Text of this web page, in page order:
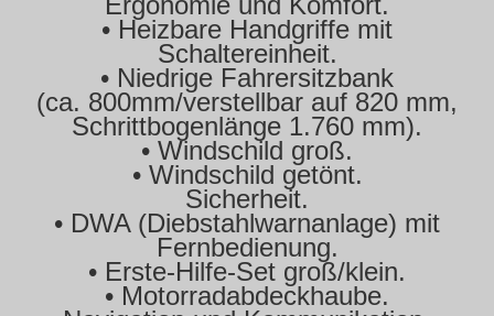
• Heizbare Handgriffe mit
Schaltereinheit.
• Niedrige Fahrersitzbank
(ca. 800mm/verstellbar auf 820 mm,
Schrittbogenlänge 1.760 mm).
• Windschild groß.
• Windschild getönt.
Sicherheit.
• DWA (Diebstahlwarnanlage) mit
Fernbedienung.
• Erste-Hilfe-Set groß/klein.
• Motorradabdeckhaube.